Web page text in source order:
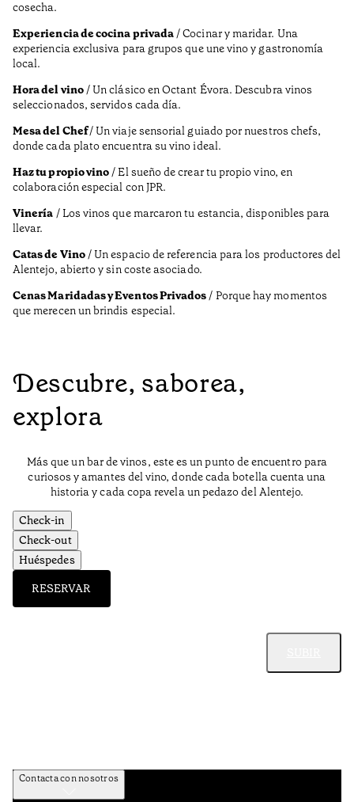
cosecha.
Experiencia de cocina privada/ Cocinar y maridar. Una
experiencia exclusiva para grupos que une vino y gastronomía
local.
Hora del vino/ Un clásico en Octant Évora. Descubra vinos
seleccionados, servidos cada día.
Mesa del Chef/ Un viaje sensorial guiado por nuestros chefs,
donde cada plato encuentra su vino ideal.
Haz tu propio vino/ El sueño de crear tu propio vino, en
colaboración especial con JPR.
Vinería / Los vinos que marcaron tu estancia, disponibles para
llevar.
Catas de Vino/ Un espacio de referencia para los productores del
Alentejo, abierto y sin coste asociado.
Cenas Maridadas y Eventos Privados/ Porque hay momentos
que merecen un brindis especial.
Descubre, saborea,
explora
Más que un bar de vinos, este es un punto de encuentro para
curiosos y amantes del vino, donde cada botella cuenta una
historia y cada copa revela un pedazo del Alentejo.
Check-in
Check-out
Huéspedes
RESERVAR
Contacta con nosotros